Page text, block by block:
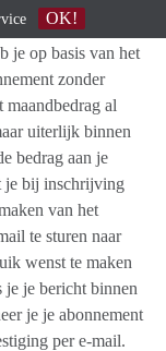
je op basis van het
zonder
al
uiterlijk binnen
bedrag aan je
je bij inschrijving
van het
te sturen naar
wenst te maken
je je bericht binnen
je je abonnement
per e-mail.
OK!